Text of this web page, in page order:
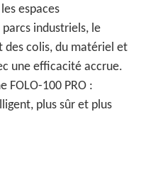
espaces
industriels, le
colis, du matériel et
une efficacité accrue.